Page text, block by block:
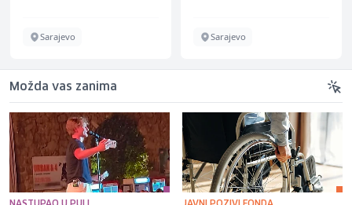
Sarajevo Sarajevo
Možda vas zanima